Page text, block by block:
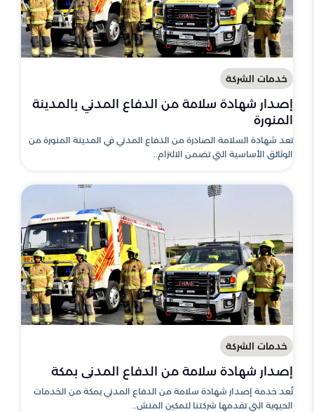
خدمات الشركة
إصدار شهادة سلامة من الدفاع المدني بالمدينة
المنورة
تعد شهادة السلامة الصادرة من الدفاع المدني في المدينة المنورة من
الوثائق الأساسية التي تضمن الالتزام..
خدمات الشركة
إصدار شهادة سلامة من الدفاع المدني بمكة
تُعد خدمة إصدار شهادة سلامة من الدفاع المدني بمكة من الخدمات
الحيوية التي تقدمها شركتنا لتمكين المنش..